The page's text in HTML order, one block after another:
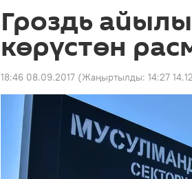
Гроздь
көрүстөн
18:46 08.09.2017 (Жаңыртылды: 14:27